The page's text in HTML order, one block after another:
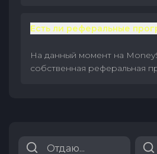
Есть ли реферальные
На данный момент на
собственная реферальная